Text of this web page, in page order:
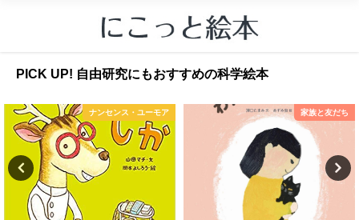
PICK UP! 自由研究にもおすすめの科学絵本
ナンセンス・ユーモア 家族と友だち